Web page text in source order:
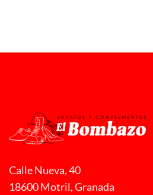
Calle Nueva, 40
18600 Motril, Granada